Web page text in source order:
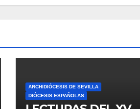
ARCHIDIÓCESIS DE SEVILLA
DIÓCESIS ESPAÑOLAS